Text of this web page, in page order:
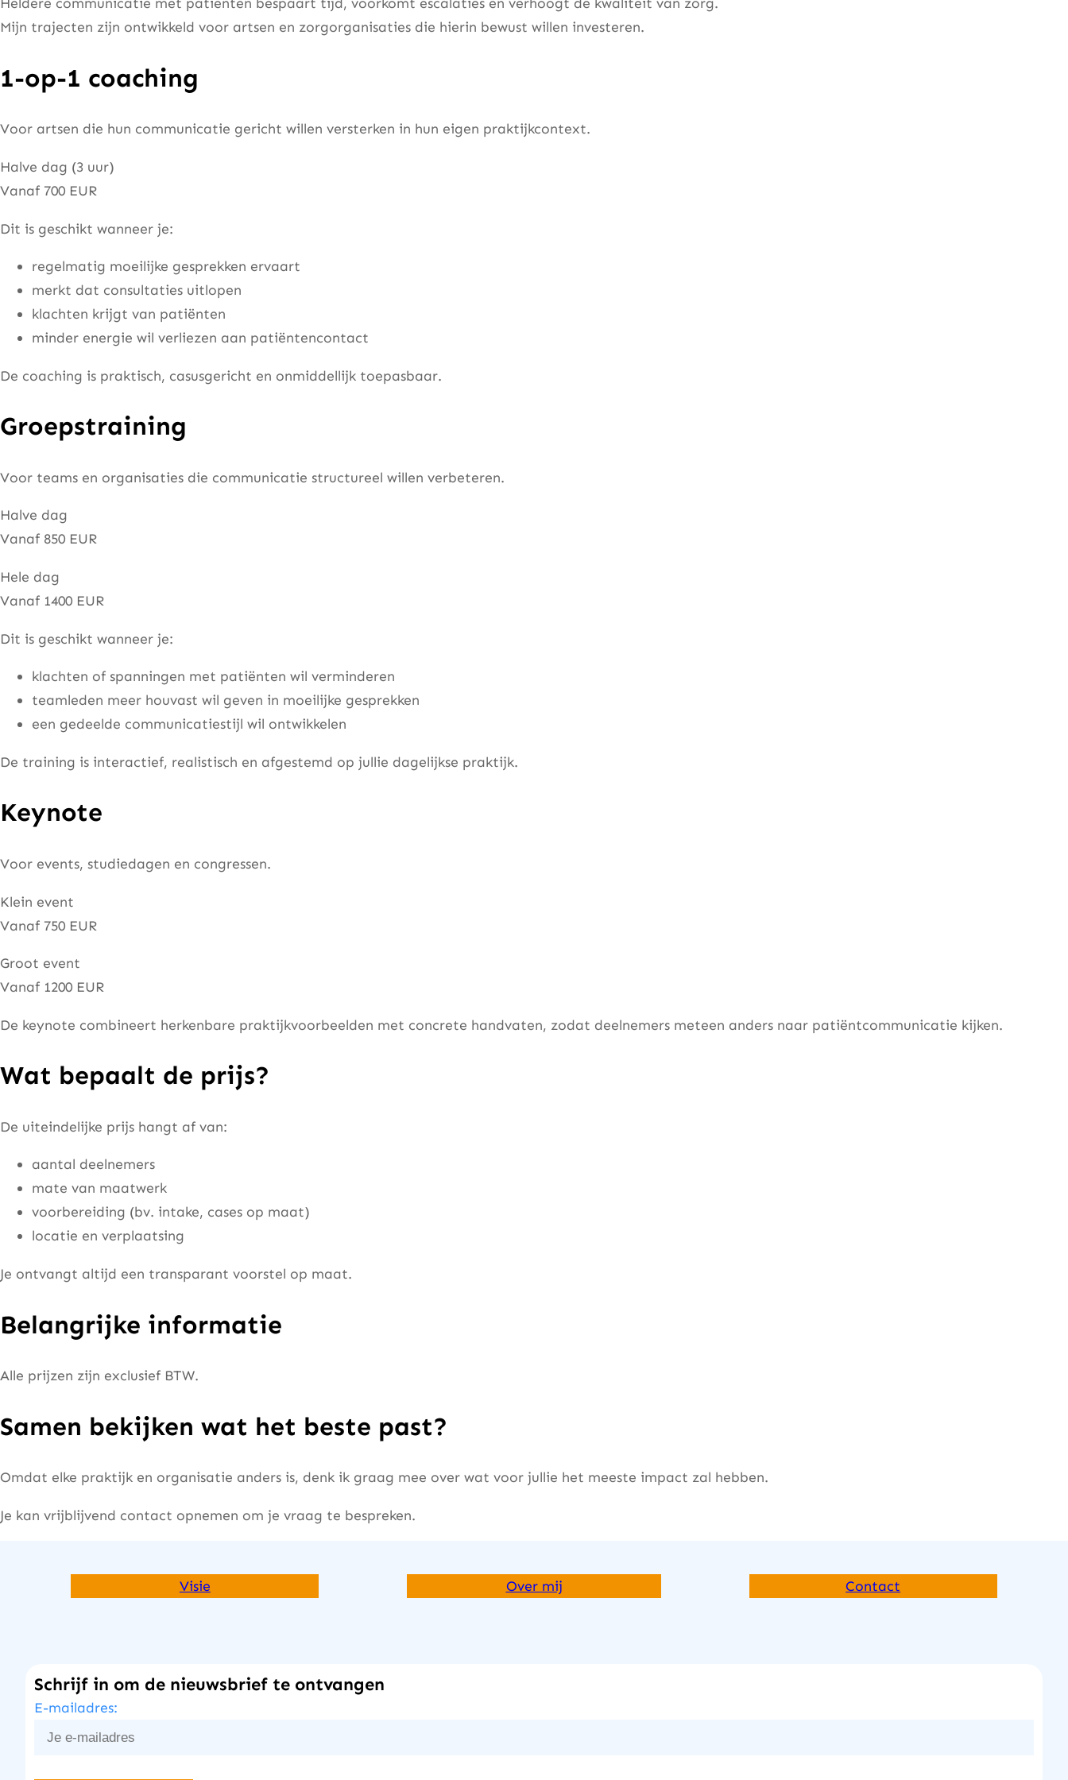
Mijn trajecten zijn ontwikkeld voor artsen en zorgorganisaties die hierin bewust willen investeren.
1-op-1 coaching
Voor artsen die hun communicatie gericht willen versterken in hun eigen praktijkcontext.
Halve dag (3 uur)
Vanaf 700 EUR
Dit is geschikt wanneer je:
regelmatig moeilijke gesprekken ervaart
merkt dat consultaties uitlopen
klachten krijgt van patiënten
minder energie wil verliezen aan patiëntencontact
De coaching is praktisch, casusgericht en onmiddellijk toepasbaar.
Groepstraining
Voor teams en organisaties die communicatie structureel willen verbeteren.
Halve dag
Vanaf 850 EUR
Hele dag
Vanaf 1400 EUR
Dit is geschikt wanneer je:
klachten of spanningen met patiënten wil verminderen
teamleden meer houvast wil geven in moeilijke gesprekken
een gedeelde communicatiestijl wil ontwikkelen
De training is interactief, realistisch en afgestemd op jullie dagelijkse praktijk.
Keynote
Voor events, studiedagen en congressen.
Klein event
Vanaf 750 EUR
Groot event
Vanaf 1200 EUR
De keynote combineert herkenbare praktijkvoorbeelden met concrete handvaten, zodat deelnemers meteen anders naar patiëntcommunicatie kijken.
Wat bepaalt de prijs?
De uiteindelijke prijs hangt af van:
aantal deelnemers
mate van maatwerk
voorbereiding (bv. intake, cases op maat)
locatie en verplaatsing
Je ontvangt altijd een transparant voorstel op maat.
Belangrijke informatie
Alle prijzen zijn exclusief BTW.
Samen bekijken wat het beste past?
Omdat elke praktijk en organisatie anders is, denk ik graag mee over wat voor jullie het meeste impact zal hebben.
Je kan vrijblijvend contact opnemen om je vraag te bespreken.
Visie Over mij Contact
Schrijf in om de nieuwsbrief te ontvangen
E-mailadres: